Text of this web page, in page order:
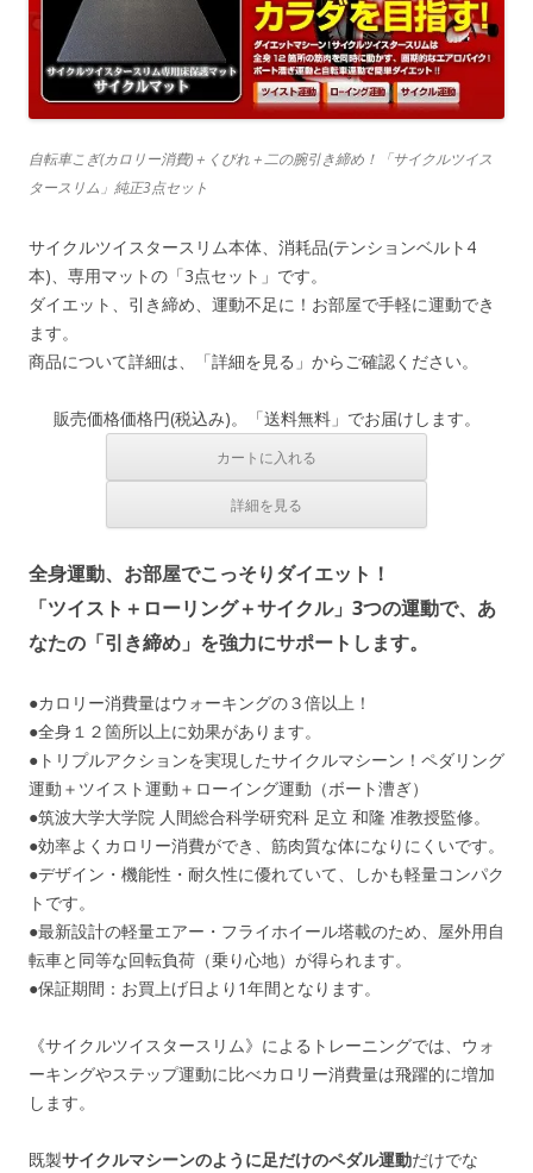
自転車こぎ(カロリー消費)＋くびれ＋二の腕引き締め！「サイクルツイス
タースリム」純正3点セット
サイクルツイスタースリム本体、消耗品(テンションベルト4
本)、専用マットの「3点セット」です。
ダイエット、引き締め、運動不足に！お部屋で手軽に運動でき
ます。
商品について詳細は、「詳細を見る」からご確認ください。
販売価格価格円(税込み)。「送料無料」でお届けします。
全身運動、お部屋でこっそりダイエット！
「ツイスト＋ローリング＋サイクル」3つの運動で、あ
なたの「引き締め」を強力にサポートします。
●カロリー消費量はウォーキングの３倍以上！
●全身１２箇所以上に効果があります。
●トリプルアクションを実現したサイクルマシーン！ペダリング
運動＋ツイスト運動＋ローイング運動（ボート漕ぎ）
●筑波大学大学院 人間総合科学研究科 足立 和隆 准教授監修。
●効率よくカロリー消費ができ、筋肉質な体になりにくいです。
●デザイン・機能性・耐久性に優れていて、しかも軽量コンパク
トです。
●最新設計の軽量エアー・フライホイール塔載のため、屋外用自
転車と同等な回転負荷（乗り心地）が得られます。
●保証期間：お買上げ日より1年間となります。
《サイクルツイスタースリム》によるトレーニングでは、ウォ
ーキングやステップ運動に比べカロリー消費量は飛躍的に増加
します。
既製サイクルマシーンのように足だけのペダル運動だけでな